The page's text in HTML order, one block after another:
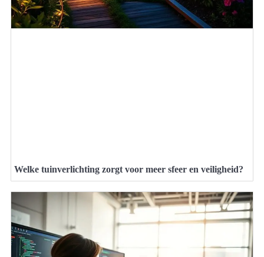
Welke tuinverlichting zorgt voor meer sfeer en veiligheid?